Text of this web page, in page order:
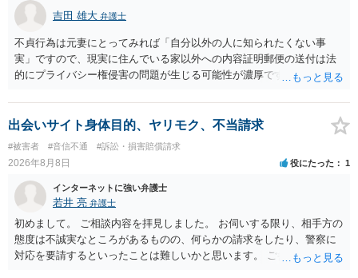
吉田 雄大 弁護士
不貞行為は元妻にとってみれば「自分以外の人に知られたくない事
実」ですので、現実に住んでいる家以外への内容証明郵便の送付は法
的にプライバシー権侵害の問題が生じる可能性が濃厚です。ですの
出会いサイト身体目的、ヤリモク、不当請求
#被害者 #音信不通 #訴訟・損害賠償請求
2026年8月8日 役にたった 1
インターネットに強い弁護士
若井 亮 弁護士
初めまして。 ご相談内容を拝見しました。 お伺いする限り、相手方の
態度は不誠実なところがあるものの、何らかの請求をしたり、警察に
対応を要請するといったことは難しいかと思います。 ご参考になれば